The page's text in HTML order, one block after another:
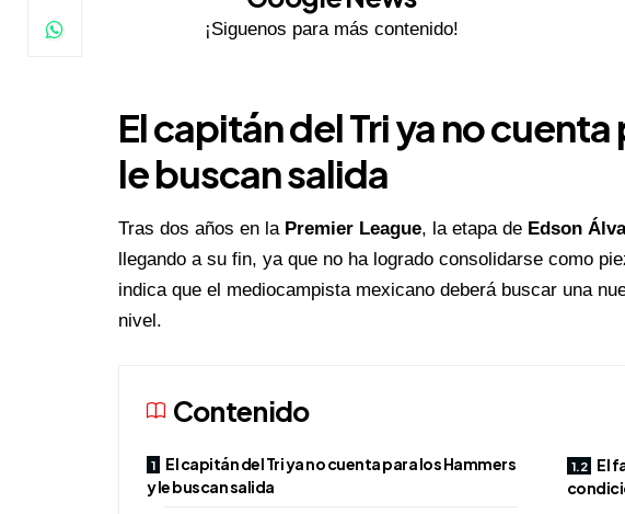
¡Siguenos para más contenido!
El capitán del Tri ya no
le buscan salida
Tras dos años en la Premier League, la etapa de Edson
llegando a su fin, ya que no ha logrado consolidarse como
indica que el mediocampista mexicano deberá buscar una
nivel.
Contenido
El capitán del Tri ya no cuenta para los Hammers
y le buscan salida
El